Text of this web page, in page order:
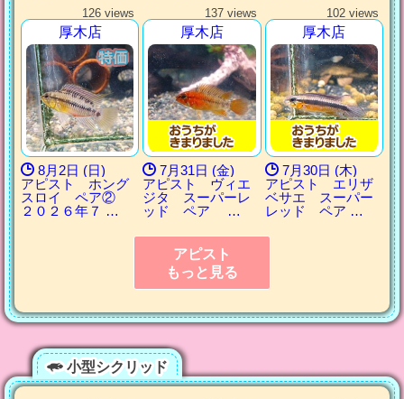
126 views
厚木店
8月2日 (日)
アピスト ホング
スロイ ペア②
２０２６年７ …
137 views
厚木店
7月31日 (金)
アピスト ヴィエ
ジタ スーパーレ
ッド ペア …
102 views
厚木店
7月30日 (木)
アピスト エリザ
ベサエ スーパー
レッド ペア …
アピスト
もっと見る
小型シクリッド